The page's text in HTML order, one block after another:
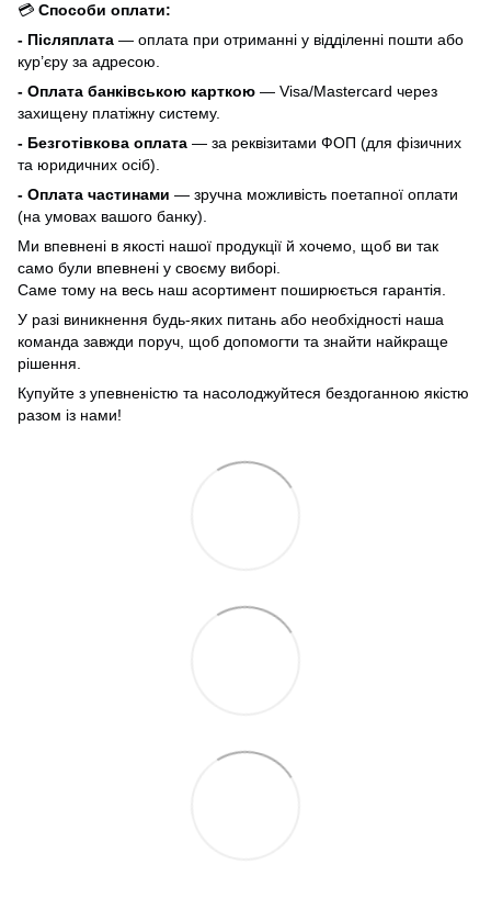
💳 Способи оплати:
- Післяплата — оплата при отриманні у відділенні пошти або
кур’єру за адресою.
- Оплата банківською карткою — Visa/Mastercard через
захищену платіжну систему.
- Безготівкова оплата — за реквізитами ФОП (для фізичних
та юридичних осіб).
- Оплата частинами — зручна можливість поетапної оплати
(на умовах вашого банку).
Ми впевнені в якості нашої продукції й хочемо, щоб ви так
само були впевнені у своєму виборі.
Саме тому на весь наш асортимент поширюється гарантія.
У разі виникнення будь-яких питань або необхідності наша
команда завжди поруч, щоб допомогти та знайти найкраще
рішення.
Купуйте з упевненістю та насолоджуйтеся бездоганною якістю
разом із нами!